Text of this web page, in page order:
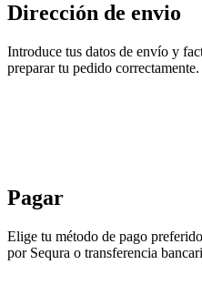
Dirección de envio
Introduce tus datos de envío y
preparar tu pedido
Pagar
Elige tu método de pago
por Sequra o transferencia